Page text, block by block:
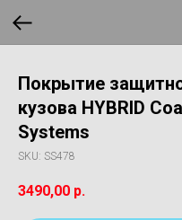
Покрытие
кузова HYBRID
Systems
SKU: SS478
3490,00 р.